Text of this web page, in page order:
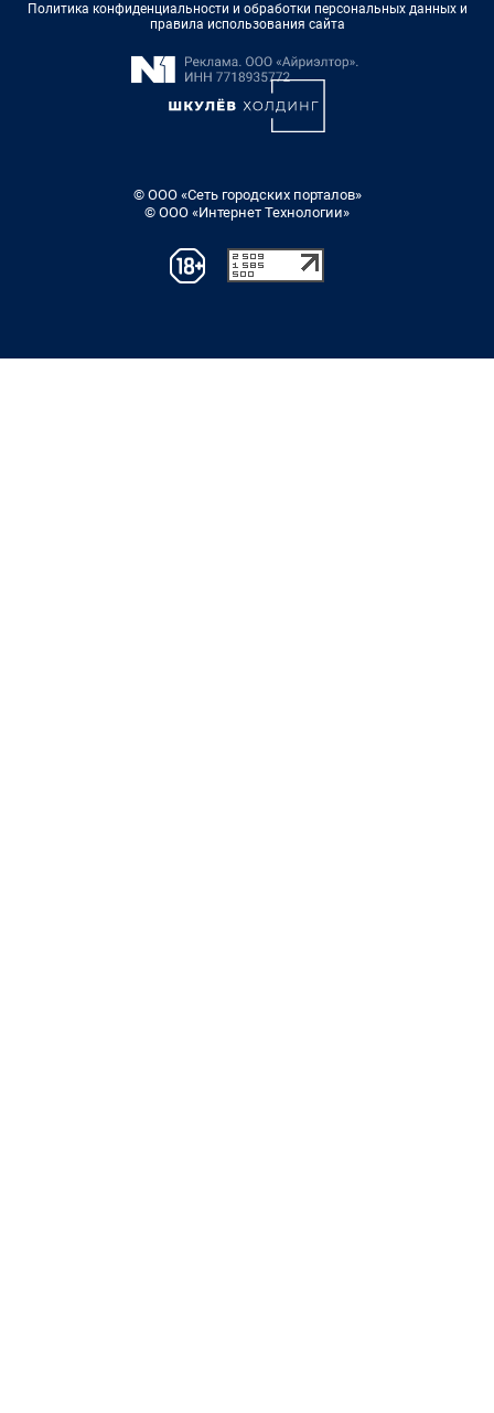
Политика конфиденциальности и обработки персональных данных и
правила использования сайта
© ООО «Сеть городских порталов»
© ООО «Интернет Технологии»